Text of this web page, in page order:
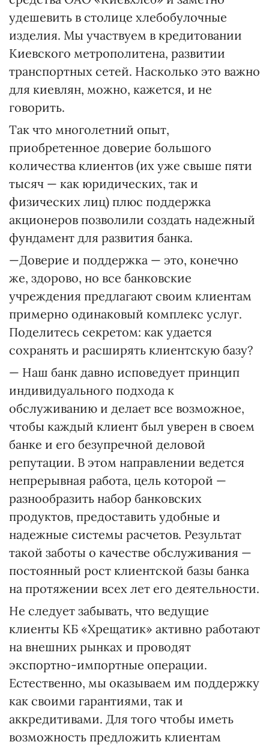
удешевить в столице хлебобулочные
изделия. Мы участвуем в кредитовании
Киевского метрополитена, развитии
транспортных сетей. Насколько это важно
для киевлян, можно, кажется, и не
говорить.
Так что многолетний опыт,
приобретенное доверие большого
количества клиентов (их уже свыше пяти
тысяч — как юридических, так и
физических лиц) плюс поддержка
акционеров позволили создать надежный
фундамент для развития банка.
—Доверие и поддержка — это, конечно
же, здорово, но все банковские
учреждения предлагают своим клиентам
примерно одинаковый комплекс услуг.
Поделитесь секретом: как удается
сохранять и расширять клиентскую базу?
— Наш банк давно исповедует принцип
индивидуального подхода к
обслуживанию и делает все возможное,
чтобы каждый клиент был уверен в своем
банке и его безупречной деловой
репутации. В этом направлении ведется
непрерывная работа, цель которой —
разнообразить набор банковских
продуктов, предоставить удобные и
надежные системы расчетов. Результат
такой заботы о качестве обслуживания —
постоянный рост клиентской базы банка
на протяжении всех лет его деятельности.
Не следует забывать, что ведущие
клиенты КБ «Хрещатик» активно работают
на внешних рынках и проводят
экспортно-импортные операции.
Естественно, мы оказываем им поддержку
как своими гарантиями, так и
аккредитивами. Для того чтобы иметь
возможность предложить клиентам